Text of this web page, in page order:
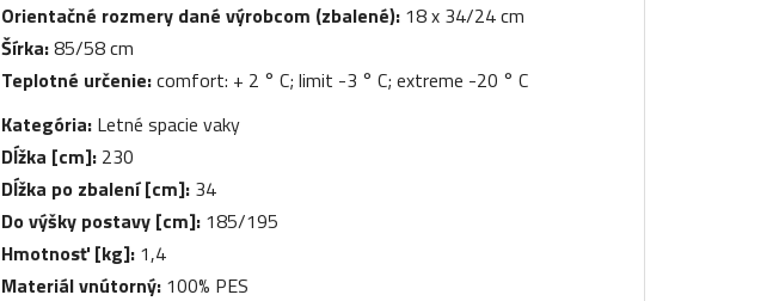
Orientačné rozmery dané výrobcom (zbalené): 18 x 34/24 cm
Šírka:85/58 cm
Teplotné určenie:comfort: + 2 ° C; limit -3 ° C; extreme -20 ° C
Kategória: Letné spacie vaky
Dĺžka [cm]: 230
Dĺžka po zbalení [cm]: 34
Do výšky postavy [cm]: 185/195
Hmotnosť [kg]: 1,4
Materiál vnútorný: 100% PES